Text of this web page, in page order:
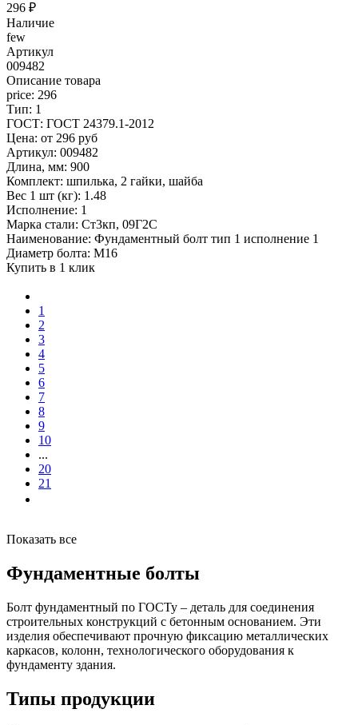
296 ₽
Наличие
few
Артикул
009482
Описание товара
price: 296
Тип: 1
ГОСТ: ГОСТ 24379.1-2012
Цена: от 296 руб
Артикул: 009482
Длина, мм: 900
Комплект: шпилька, 2 гайки, шайба
Вес 1 шт (кг): 1.48
Исполнение: 1
Марка стали: Ст3кп, 09Г2С
Наименование: Фундаментный болт тип 1 исполнение 1
Диаметр болта: М16
Купить в 1 клик
1
2
3
4
5
6
7
8
9
10
...
20
21
Показать все
Фундаментные болты
Болт фундаментный по ГОСТу – деталь для соединения
строительных конструкций с бетонным основанием. Эти
изделия обеспечивают прочную фиксацию металлических
каркасов, колонн, технологического оборудования к
фундаменту здания.
Типы продукции